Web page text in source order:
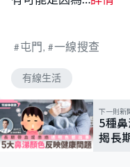
屯門 一線搜查
有線生活
下一則新
5種
揭長